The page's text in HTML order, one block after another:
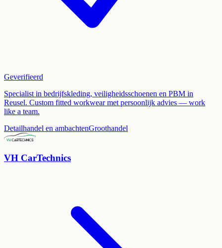
Geverifieerd
Specialist in bedrijfskleding, veiligheidsschoenen en PBM in
Reusel. Custom fitted workwear met persoonlijk advies — work
like a team.
Detailhandel en ambachtenGroothandel
VH CarTechnics